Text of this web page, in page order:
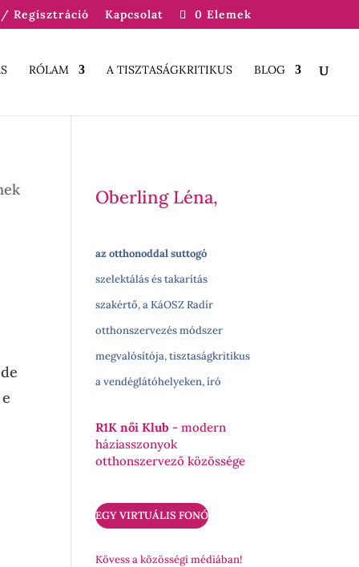
Regisztráció Kapcsolat 0 Elemek
RÓLAM A TISZTASÁGKRITIKUS BLOG
Oberling Léna,
az otthonoddal suttogó
szelektálás és takarítás
szakértő, a KáOSZ Radír
otthonszervezés módszer
megvalósítója, tisztaságkritikus
a vendéglátóhelyeken, író
R1K női Klub - modern
háziasszonyok
otthonszervező közössége
EGY VIRTUÁLIS FONÓ
Kövess a közösségi médiában!